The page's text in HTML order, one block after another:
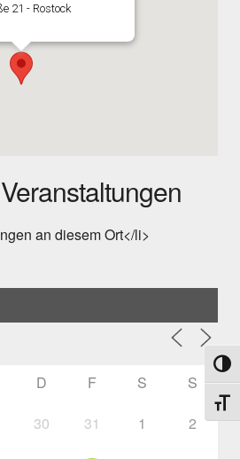
21 - Rostock
an diesem Ort</li>
D F S S
30 31 1 2